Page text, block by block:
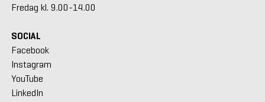
Fredag kl. 9.00-14.00
SOCIAL
Facebook
Instagram
YouTube
LinkedIn